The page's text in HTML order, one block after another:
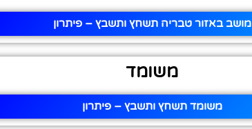
מושב באזור טבריה תשחץ ותשבץ – פיתרון
משומד
משומד תשחץ ותשבץ – פיתרון